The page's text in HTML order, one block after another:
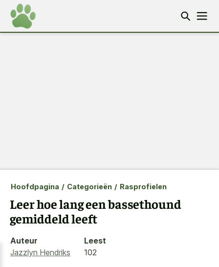
Hoofdpagina / Categorieën / Rasprofielen
Leer hoe lang een bassethound
gemiddeld leeft
Auteur
Jazzlyn Hendriks
Leest
102